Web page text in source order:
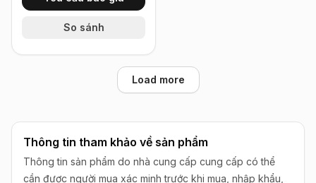
So sánh
Load more
Thông tin tham khảo về sản phẩm
Thông tin sản phẩm do nhà cung cấp cung cấp có thể
cần được người mua xác minh trước khi mua, nhập khẩu,